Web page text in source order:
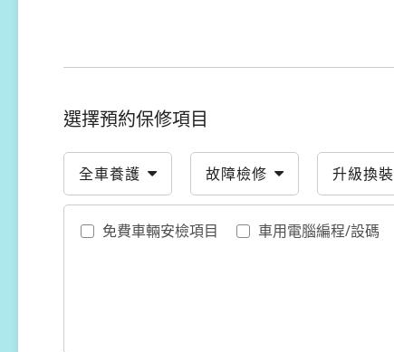
選擇預約保修項目
全車養護 故障檢修 升級換裝
免費車輛安檢項目 車用電腦編程/設碼